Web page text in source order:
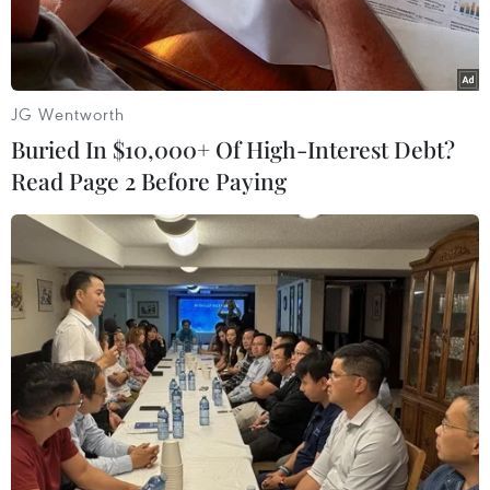
Món rượu nếp (cơm rượu) đặc trưng của Tết Đoan ngọ. (Ảnh:
Nhật Anh/TTXVN)
Ghi nhận tại thị trường Thành phố Hồ Chí
Minh ngày 25/6 (tức nhằm ngày 5/5-Tết Đoan
JG Wentworth
Buried In $10,000+ Of High-Interest Debt?
Read Page 2 Before Paying